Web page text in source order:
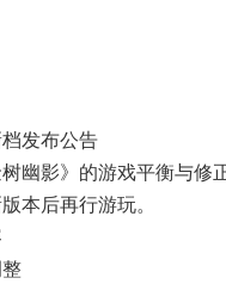
档发布公告
幽影》的游戏平衡与修
本后再行游玩。